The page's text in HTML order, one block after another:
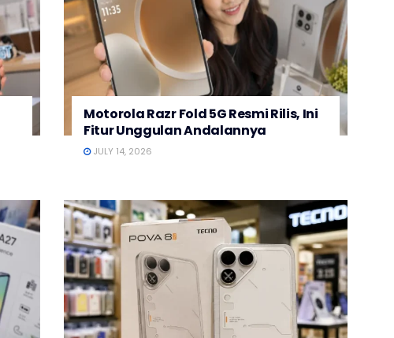
Motorola Razr Fold 5G Resmi Rilis, Ini
Fitur Unggulan Andalannya
JULY 14, 2026